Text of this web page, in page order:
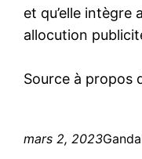
et qu’elle intègre
allocution
Source à propos
mars 2, 2023